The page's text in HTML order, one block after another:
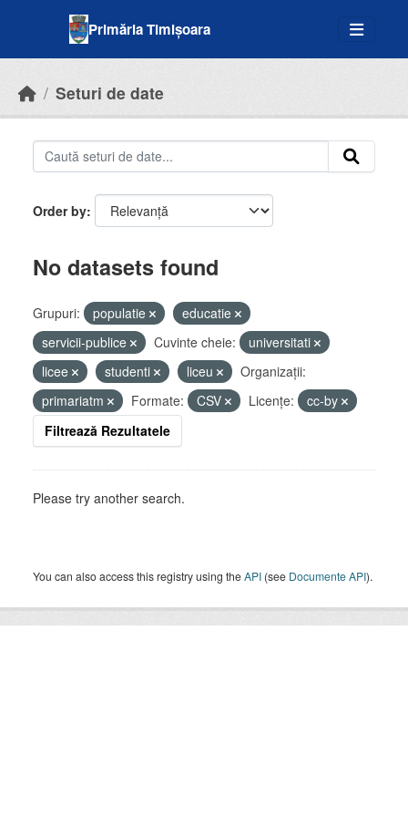
Primăria Timișoara
Seturi de date
Order by
No datasets found
Grupuri: populatie
educatie
servicii-publice
Cuvinte cheie:
universitati
licee
studenti liceu
Organizații:
primariatm
Formate: CSV Licenţe:
cc-by
Filtrează Rezultatele
Please try another search.
You can also access this registry using theAPI (see Documente API).